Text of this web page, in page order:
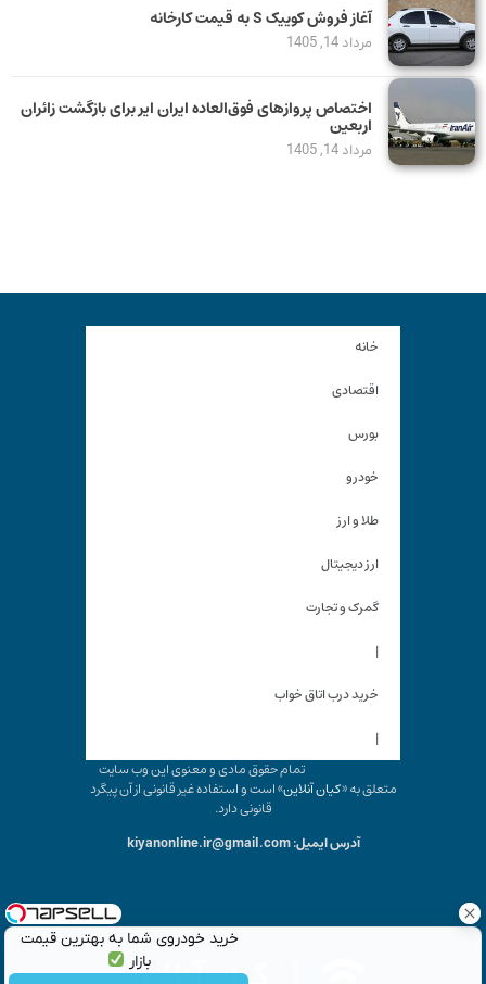
خرید خودروی شما به بهترین قیمت
بازار
آغاز فروش کوییک S به قیمت کارخانه
مرداد 14, 1405
اختصاص پروازهای فوق‌العاده ایران ایر برای بازگشت زائران
اربعین
مرداد 14, 1405
خانه
اقتصادی
بورس
خودرو
طلا و ارز
ارز دیجیتال
گمرک و تجارت
|
خرید درب اتاق خواب
|
تمام حقوق مادی و معنوی این وب سایت
متعلق به «کیان آنلاین» است و استفاده غیر قانونی از آن پیگرد
قانونی دارد.
آدرس ایمیل: kiyanonline.ir@gmail.com